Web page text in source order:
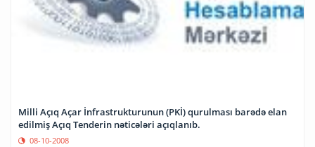
Milli Açıq Açar İnfrastrukturunun (PKİ) qurulması barədə elan
edilmiş Açıq Tenderin nəticələri açıqlanıb.
08-10-2008